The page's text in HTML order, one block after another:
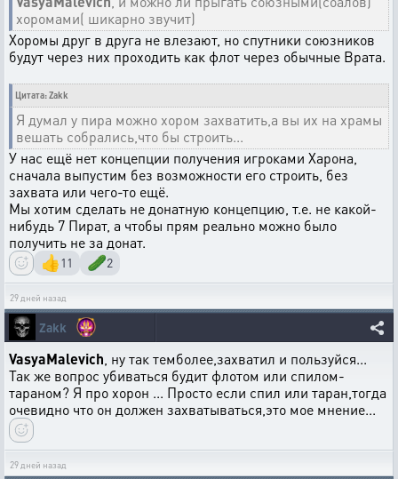
хоромами( шикарно звучит)
Хоромы друг в друга не влезают, но спутники союзников
будут через них проходить как флот через обычные Врата.
Цитата: Zakk
Я думал у пира можно хором захватить,а вы их на храмы
вешать собрались,что бы строить...
У нас ещё нет концепции получения игроками Харона,
сначала выпустим без возможности его строить, без
захвата или чего-то ещё.
Мы хотим сделать не донатную концепцию, т.е. не какой-
нибудь 7 Пират, а чтобы прям реально можно было
получить не за донат.
👍11 🥒2
29 дней назад
Zakk
VasyaMalevich , ну так темболее,захватил и пользуйся...
Так же вопрос убиваться будит флотом или спилом-
тараном? Я про хорон ... Просто если спил или таран,тогда
очевидно что он должен захватываться,это мое мнение...
29 дней назад